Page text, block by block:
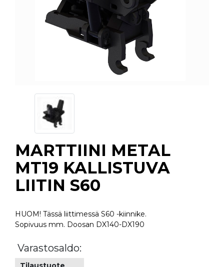
MARTTIINI METAL
MT19 KALLISTUVA
LIITIN S60
HUOM! Tässä liittimessä S60 -kiinnike.
Sopivuus mm. Doosan DX140-DX190
Varastosaldo: